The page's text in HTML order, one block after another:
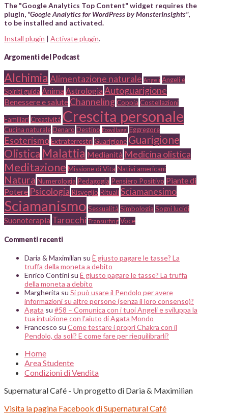
The "Google Analytics Top Content" widget requires the
plugin, "Google Analytics for WordPress by MonsterInsights",
to be installed and activated.
Install plugin | Activate plugin.
Argomenti del Podcast
Alchimia Alimentazione naturale Angeli Angeli e
Spiriti guida Anima Astrologia Autoguarigione
Benessere e salute ChannelingCoppia Costellazioni
FamiliariCreatività Crescita personale
Cucina naturaleDenaro Destino Ecovillaggi Eggregore
EsoterismoExtraterrestriGuarigione Guarigione
Olistica Malattia Medianità Medicina olistica
Meditazione Missione di Vita Nativi americani
Natura Numerologia Pedagogia Pensiero Positivo Piante di
Potere Psicologia Risveglio RitualiSciamanesimo
Sciamanismo Sessualità Simbologia Sogni lucidi
Suonoterapia Tarocchi Transurfing Voce
Commenti recenti
Daria & Maximilian su È giusto pagare le tasse? La
truffa della moneta a debito
Enrico Contini su È giusto pagare le tasse? La truffa
della moneta a debito
Margherita su Si può usare il Pendolo per avere
informazioni su altre persone (senza il loro consenso)?
Agata su #58 – Comunica con i tuoi Angeli e sviluppa la
tua intuizione con l’aiuto di Agata Mondo
Francesco su Come testare i propri Chakra con il
Pendolo, da soli? E come fare per riequilibrarli?
Home
Area Studente
Condizioni di Vendita
Supernatural Café - Un progetto di Daria & Maximilian
Visita la pagina Facebook di Supernatural Café